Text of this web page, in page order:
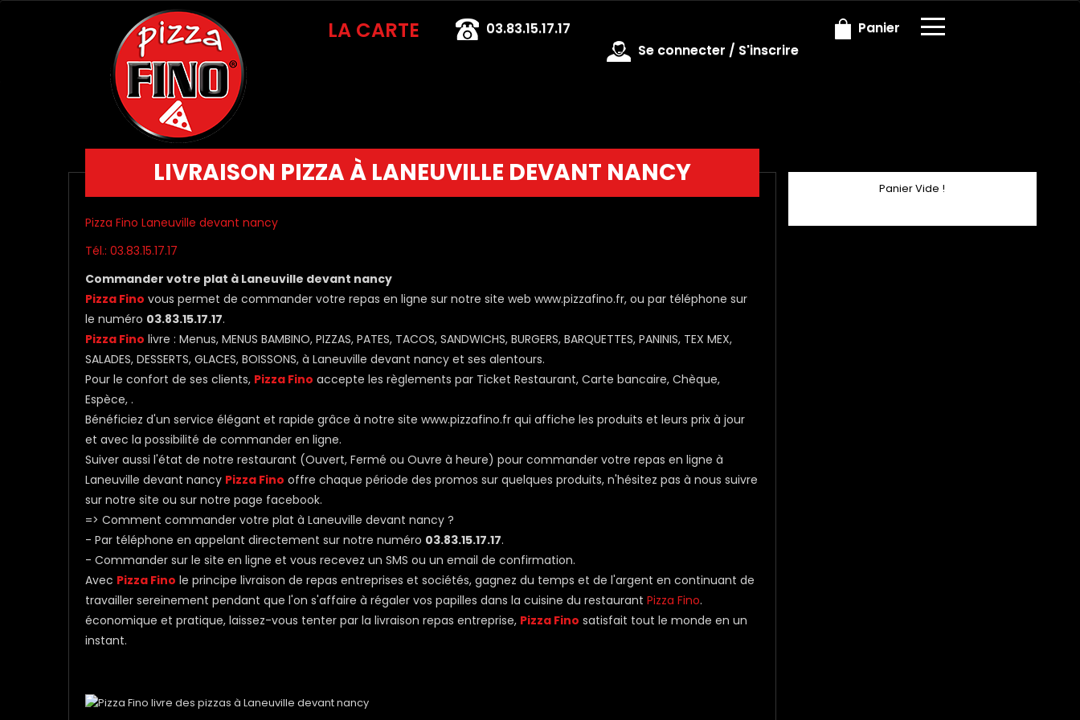
LA CARTE 03.83.15.17.17 Panier
LIVRAISON PIZZA À LANEUVILLE DEVANT NANCY
Pizza Fino Laneuville devant nancy
Tél.: 03.83.15.17.17
Commander votre plat à Laneuville devant nancy
Pizza Fino vous permet de commander votre repas en ligne sur notre site web www.pizzafino.fr, ou par téléphone sur
le numéro 03.83.15.17.17.
Pizza Fino livre : Menus, MENUS BAMBINO, PIZZAS, PATES, TACOS, SANDWICHS, BURGERS, BARQUETTES, PANINIS, TEX MEX,
SALADES, DESSERTS, GLACES, BOISSONS, à Laneuville devant nancy et ses alentours.
Pour le confort de ses clients, Pizza Fino accepte les règlements par Ticket Restaurant, Carte bancaire, Chèque,
Espèce, .
Bénéficiez d'un service élégant et rapide grâce à notre site www.pizzafino.fr qui affiche les produits et leurs prix à jour
et avec la possibilité de commander en ligne.
Suiver aussi l'état de notre restaurant (Ouvert, Fermé ou Ouvre à heure) pour commander votre repas en ligne à
Laneuville devant nancy Pizza Fino offre chaque période des promos sur quelques produits, n'hésitez pas à nous suivre
sur notre site ou sur notre page facebook.
=> Comment commander votre plat à Laneuville devant nancy ?
- Par téléphone en appelant directement sur notre numéro 03.83.15.17.17.
- Commander sur le site en ligne et vous recevez un SMS ou un email de confirmation.
Avec Pizza Fino le principe livraison de repas entreprises et sociétés, gagnez du temps et de l'argent en continuant de
travailler sereinement pendant que l'on s'affaire à régaler vos papilles dans la cuisine du restaurant Pizza Fino.
économique et pratique, laissez-vous tenter par la livraison repas entreprise, Pizza Fino satisfait tout le monde en un
instant.
Panier Vide !